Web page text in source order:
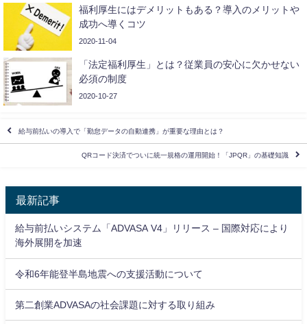
福利厚生にはデメリットもある？導入のメリットや
成功へ導くコツ
2020-11-04
「法定福利厚生」とは？従業員の安心に欠かせない
必須の制度
2020-10-27
給与前払いの導入で「勤怠データの自動連携」が重要な理由とは？
QRコード決済でついに統一規格の運用開始！「JPQR」の基礎知識
最新記事
給与前払いシステム「ADVASA V4」リリース – 国際対応により
海外展開を加速
令和6年能登半島地震への支援活動について
第二創業ADVASAの社会課題に対する取り組み